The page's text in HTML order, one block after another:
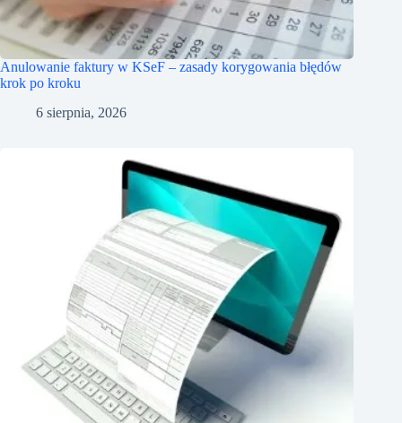
Anulowanie faktury w KSeF – zasady korygowania błędów
krok po kroku
6 sierpnia, 2026